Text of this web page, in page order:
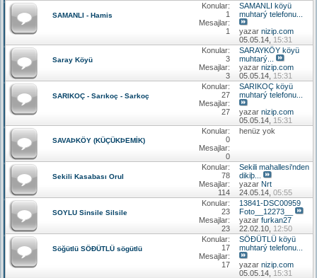
SAMANLI - Hamis
Konular:
1
Mesajlar:
1
SAMANLI köyü
muhtarý telefonu...
yazar nizip.com
05.05.14, 15:31
Saray Köyü
Konular:
3
Mesajlar:
3
SARAYKÖY köyü
muhtarý...
yazar nizip.com
05.05.14, 15:31
SARIKOÇ - Sarıkoç - Sarkoç
Konular:
27
Mesajlar:
27
SARIKOÇ köyü
muhtarý telefonu...
yazar nizip.com
05.05.14, 15:31
SAVAÞKÖY (KÜÇÜKÞEMİK)
Konular:
0
Mesajlar:
0
henüz yok
Sekili Kasabası Orul
Konular:
78
Mesajlar:
114
Sekili mahallesi'nden
dikiþ...
yazar Nrt
24.05.14, 05:55
SOYLU Sinsile Silsile
Konular:
23
Mesajlar:
23
13841-DSC00959
Foto__12273__
yazar furkan27
22.02.10, 12:50
Söğütlü SÖÐÜTLÜ sögütlü
Konular:
17
Mesajlar:
17
SÖÐÜTLÜ köyü
muhtarý telefonu...
yazar nizip.com
05.05.14, 15:31